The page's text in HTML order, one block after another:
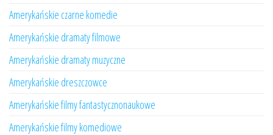
Amerykańskie czarne komedie
Amerykańskie dramaty filmowe
Amerykańskie dramaty muzyczne
Amerykańskie dreszczowce
Amerykańskie filmy fantastycznonaukowe
Amerykańskie filmy komediowe